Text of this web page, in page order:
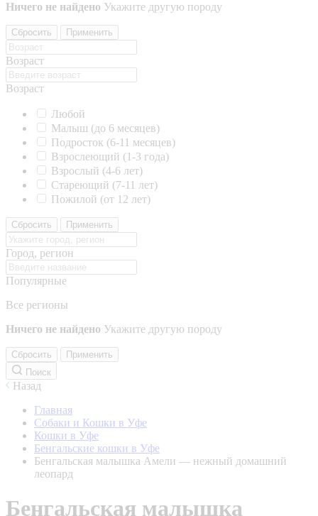
Ничего не найдено Укажите другую породу
Сбросить Применить
Возраст
Возраст
Любой
Малыш (до 6 месяцев)
Подросток (6-11 месяцев)
Взрослеющий (1-3 года)
Взрослый (4-6 лет)
Стареющий (7-11 лет)
Пожилой (от 12 лет)
Сбросить Применить
Город, регион
Популярные
Все регионы
Ничего не найдено Укажите другую породу
Сбросить
Применить
Поиск
Назад
Главная
Собаки и Кошки в Уфе
Кошки в Уфе
Бенгальские кошки в Уфе
Бенгальская малышка Амели — нежный домашний
леопард
Бенгальская малышка